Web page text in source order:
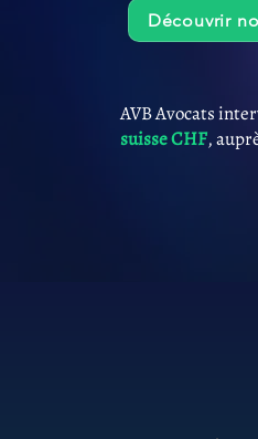
Découvrir
AVB Avocats
suisse CHF,